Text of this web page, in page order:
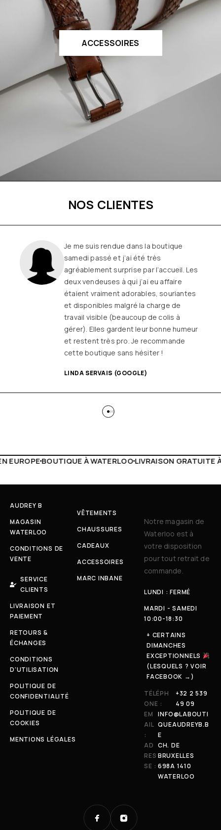
ACCESSOIRES
NOS CLIENTES
Une boutique familiale, à l’écoute et
remplie de joie de vivre
Les
vêtements sont de qualité, tendances
et originaux pour différentes
morphologies
et ça fait très
longtemps que j’y vais (depuis le début
ou quasiment) J’adore y faire un tour et
on ne sort jamais (ou presque) sans rien
LIVRAISON GRATUITE À PARTIR DE 150€LIVE
AUDREY B
MAGASIN
WATERLOO
CONDITIONS DE
VENTE
SERVICE
CLIENTS
LIVRAISON ET
PAIEMENT
RETOURS &
ÉCHANGES
CONDITIONS
D'UTILISATION
POLITIQUE DE
CONFIDENTIALITÉ
POLITIQUE DE
COOKIES
MENTIONS LÉGALES
VÊTEMENTS
CHAUSSURES
CADEAUX
ACCESSOIRES
MARC INBANE
Notre magasin de
Waterloo est à
votre disposition
pour tout retrait de
commande.
LUNDI : FERMÉ
MARDI - SAMEDI
10:00-18:30
+ CERTAINS
DIMANCHES
EXCEPTIONNELS
(LESQUELS ? VOIR
FACEBOOK →)
TÉLÉPH
ONE :
+32 2 539
49 09
EM
AIL
:
INFO@LABOUTI
QUEAUDREYB.B
E
AD
RES
SE :
CH. DE
BRUXELLES
698A 1410
WATERLOO